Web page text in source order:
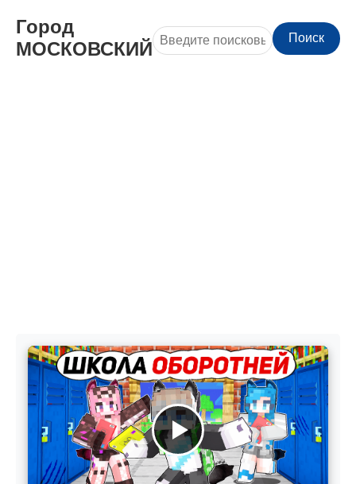
Город
МОСКОВСКИЙ
Поиск